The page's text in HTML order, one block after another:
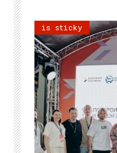
is sticky